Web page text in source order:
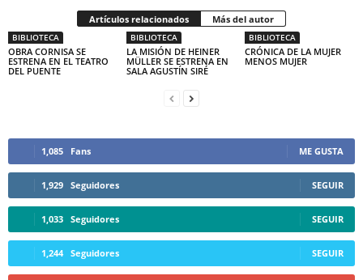
Artículos relacionados Más del autor
BIBLIOTECA
OBRA CORNISA SE
ESTRENA EN EL TEATRO
DEL PUENTE
BIBLIOTECA
LA MISIÓN DE HEINER
MÜLLER SE ESTRENA EN
SALA AGUSTÍN SIRÉ
BIBLIOTECA
CRÓNICA DE LA MUJER
MENOS MUJER
1,085 Fans ME GUSTA
1,929 Seguidores SEGUIR
1,033 Seguidores SEGUIR
1,244 Seguidores SEGUIR